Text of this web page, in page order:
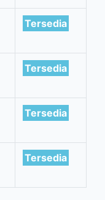
Tersedia
Tersedia
Tersedia
Tersedia